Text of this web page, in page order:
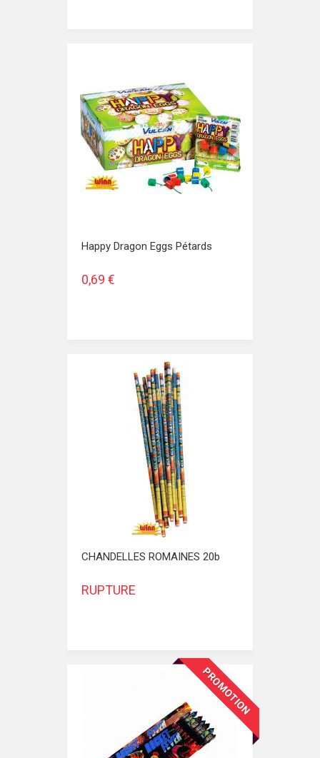
Happy Dragon Eggs Pétards
0,69 €
CHANDELLES ROMAINES 20b
RUPTURE
PROMOTION